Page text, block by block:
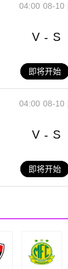
08-10
04:00
V - S
即将开始
08-10
04:00
V - S
即将开始